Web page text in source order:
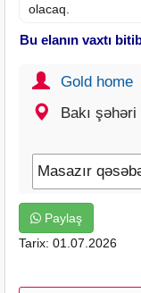
olacaq.
Bu elanın vaxtı
Gold home
Bakı şəhəri
Paylaş
Tarix: 01.07.2026